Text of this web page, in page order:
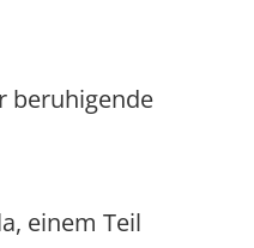
beruhigende
einem Teil